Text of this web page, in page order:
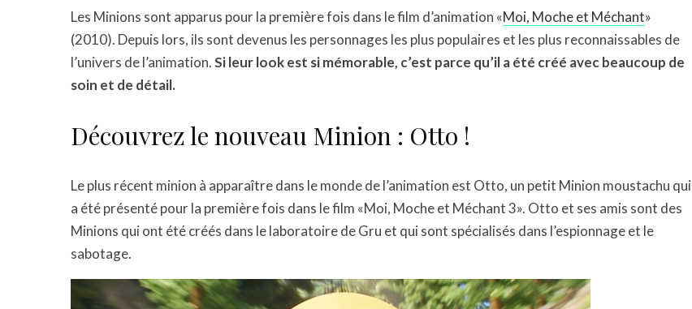
Les Minions sont apparus pour la première fois dans le film d’animation «Moi, Moche et Méchant»
(2010). Depuis lors, ils sont devenus les personnages les plus populaires et les plus reconnaissables de
l’univers de l’animation.Si leur look est si mémorable, c’est parce qu’il a été créé avec beaucoup de
soin et de détail.
Découvrez le nouveau Minion : Otto !
Le plus récent minion à apparaître dans le monde de l’animation est Otto, un petit Minion moustachu qui
a été présenté pour la première fois dans le film «Moi, Moche et Méchant 3». Otto et ses amis sont des
Minions qui ont été créés dans le laboratoire de Gru et qui sont spécialisés dans l’espionnage et le
sabotage.